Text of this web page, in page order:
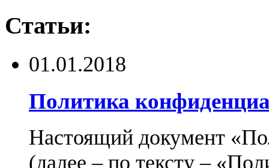
Статьи:
01.01.2018
Политика
Настоящий документ
(далее – по тексту –